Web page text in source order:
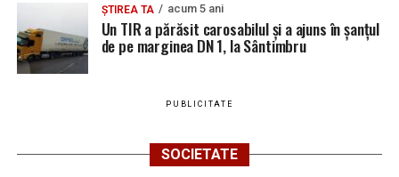
ȘTIREA TA acum 5 ani
Un TIR a părăsit carosabilul și a ajuns în șanțul
de pe marginea DN 1, la Sântimbru
PUBLICITATE
SOCIETATE